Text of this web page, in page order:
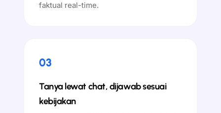
faktual real-time.
03
Tanya lewat chat, dijawab sesuai
kebijakan